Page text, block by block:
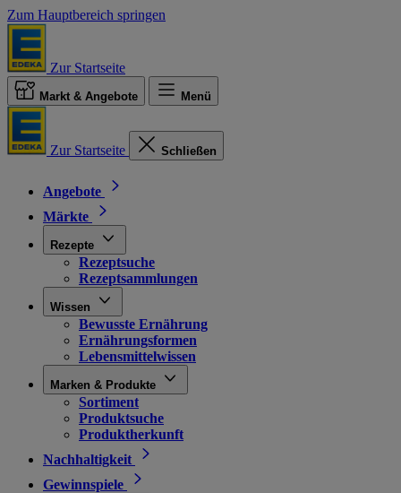
Zum Hauptbereich springen
Zur Startseite
Markt & Angebote Menü
Zur Startseite Schließen
Angebote
Märkte
Rezepte
Rezeptsuche
Rezeptsammlungen
Wissen
Bewusste Ernährung
Ernährungsformen
Lebensmittelwissen
Marken & Produkte
Sortiment
Produktsuche
Produktherkunft
Nachhaltigkeit
Gewinnspiele